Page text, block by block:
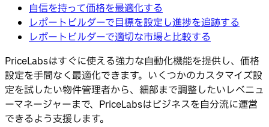
自信を持って価格を最適化する
レポートビルダーで目標を設定し進捗を追跡する
レポートビルダーで適切な市場と比較する
PriceLabsはすぐに使える強力な自動化機能を提供し、価格
設定を手間なく最適化できます。いくつかのカスタマイズ設
定を試したい物件管理者から、細部まで調整したいレベニュ
ーマネージャーまで、PriceLabsはビジネスを自分流に運営
できるよう支援します。